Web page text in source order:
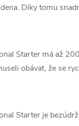
Díky tomu
Starter má až
obávat, že se
Starter je